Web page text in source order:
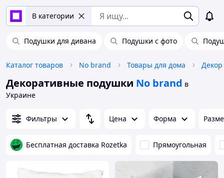
В категории
Подушки для дивана Подушки с фото
Каталог товаров No brand Товары для дома
Декоративные подушки No brand в
Украине
Фильтры Цена Форма
Бесплатная доставка Rozetka Прямоугольная